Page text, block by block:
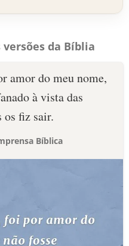
da Bíblia
amor do meu nome,
à vista das
os fiz sair.
Bíblica